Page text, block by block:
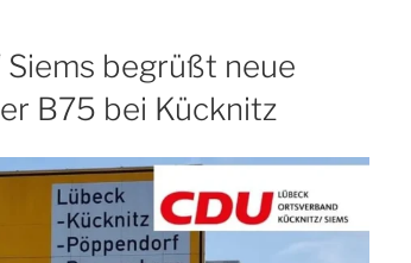
begrüßt neue
B75 bei Kücknitz